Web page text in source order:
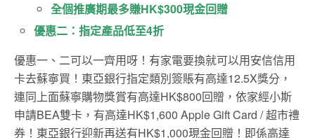
全個推廣期最多賺HK$300現金回贈
優惠二：指定產品低至4折
優惠一、二可以一齊用呀！有家電要換就可以用安信信用
卡去蘇寧買！東亞銀行指定類別簽賬有高達12.5X獎分，
連同上面蘇寧購物獎賞有高達HK$800回贈，依家經小斯
申請BEA雙卡，有高達HK$1,600 Apple Gift Card / 超市禮
券！東亞銀行迎新再送有HK$1,000現金回贈！即係高達